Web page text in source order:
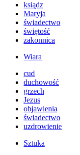
ksiądz
Maryja
świadectwo
świętość
zakonnica
Wiara
cud
duchowość
grzech
Jezus
objawienia
świadectwo
uzdrowienie
Sztuka